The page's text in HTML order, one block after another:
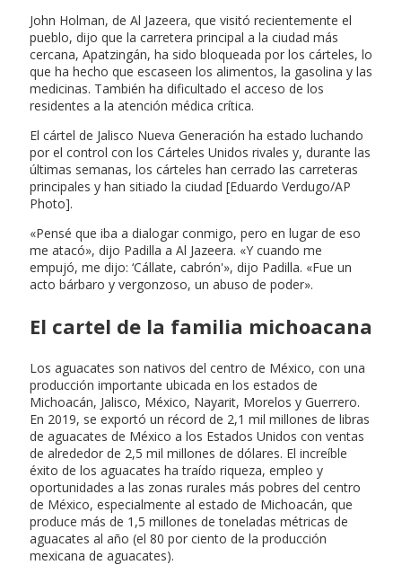
John Holman, de Al Jazeera, que visitó recientemente el
pueblo, dijo que la carretera principal a la ciudad más
cercana, Apatzingán, ha sido bloqueada por los cárteles, lo
que ha hecho que escaseen los alimentos, la gasolina y las
medicinas. También ha dificultado el acceso de los
residentes a la atención médica crítica.
El cártel de Jalisco Nueva Generación ha estado luchando
por el control con los Cárteles Unidos rivales y, durante las
últimas semanas, los cárteles han cerrado las carreteras
principales y han sitiado la ciudad [Eduardo Verdugo/AP
Photo].
«Pensé que iba a dialogar conmigo, pero en lugar de eso
me atacó», dijo Padilla a Al Jazeera. «Y cuando me
empujó, me dijo: ‘Cállate, cabrón'», dijo Padilla. «Fue un
acto bárbaro y vergonzoso, un abuso de poder».
El cartel de la familia michoacana
Los aguacates son nativos del centro de México, con una
producción importante ubicada en los estados de
Michoacán, Jalisco, México, Nayarit, Morelos y Guerrero.
En 2019, se exportó un récord de 2,1 mil millones de libras
de aguacates de México a los Estados Unidos con ventas
de alrededor de 2,5 mil millones de dólares. El increíble
éxito de los aguacates ha traído riqueza, empleo y
oportunidades a las zonas rurales más pobres del centro
de México, especialmente al estado de Michoacán, que
produce más de 1,5 millones de toneladas métricas de
aguacates al año (el 80 por ciento de la producción
mexicana de aguacates).